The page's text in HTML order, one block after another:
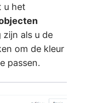
u het
als u de
om de kleur
passen.